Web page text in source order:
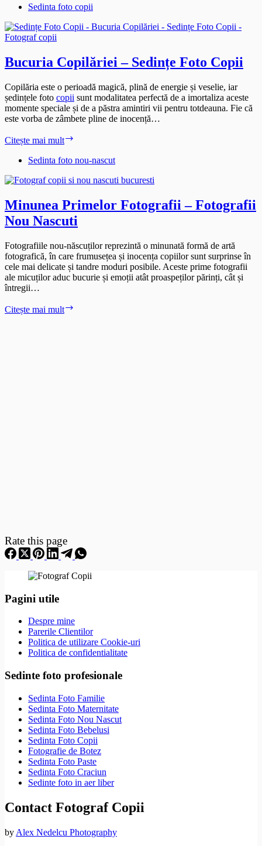
București
Îmbrățișând
Unice
Sedinta foto copii
Bucuria Copilăriei – Sedințe Foto Copii
Copilăria este o perioadă magică, plină de energie și veselie, iar
ședințele foto copii sunt modalitatea perfectă de a imortaliza aceste
momente speciale și de a păstra amintiri vii pentru totdeauna. Fie că
este vorba de zâmbete pline de inocență…
Citește mai mult
–
Foto
Sedinta foto nou-nascut
Minunea Primelor Fotografii – Fotografii
Nou Nascuti
Fotografiile nou-născuților reprezintă o minunată formă de artă
fotografică, în care frumusețea și inocența copiilor sunt surprinse în
cele mai delicate și tandre moduri posibile. Aceste prime fotografii
ale micuților aduc bucurie și emoții atât proaspeților părinți, cât și
întregii…
Citește mai mult
Rate this page
Pagini utile
Despre mine
Parerile Clientilor
Politica de utilizare Cookie-uri
Politica de confidentialitate
Sedinte foto profesionale
Sedinta Foto Familie
Sedinta Foto Maternitate
Sedinta Foto Nou Nascut
Sedinta Foto Bebelusi
Sedinta Foto Copii
Fotografie de Botez
Sedinta Foto Paste
Sedinta Foto Craciun
Sedinte foto in aer liber
Contact Fotograf Copii
by Alex Nedelcu Photography